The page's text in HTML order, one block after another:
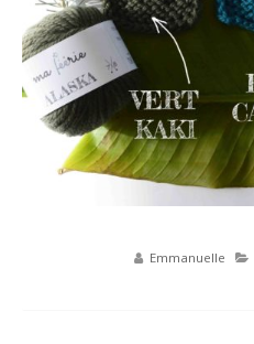
Emmanuelle